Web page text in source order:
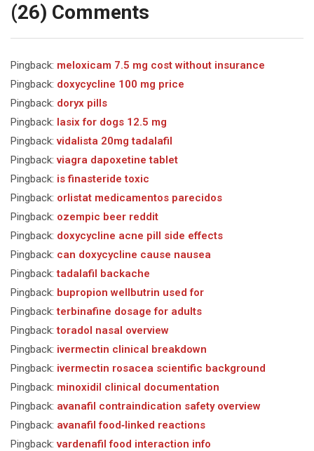
(26) Comments
Pingback: meloxicam 7.5 mg cost without insurance
Pingback: doxycycline 100 mg price
Pingback: doryx pills
Pingback: lasix for dogs 12.5 mg
Pingback: vidalista 20mg tadalafil
Pingback: viagra dapoxetine tablet
Pingback: is finasteride toxic
Pingback: orlistat medicamentos parecidos
Pingback: ozempic beer reddit
Pingback: doxycycline acne pill side effects
Pingback: can doxycycline cause nausea
Pingback:tadalafil backache
Pingback: bupropion wellbutrin used for
Pingback:terbinafine dosage for adults
Pingback:toradol nasal overview
Pingback: ivermectin clinical breakdown
Pingback: ivermectin rosacea scientific background
Pingback: minoxidil clinical documentation
Pingback: avanafil contraindication safety overview
Pingback: avanafil food‑linked reactions
Pingback: vardenafil food interaction info